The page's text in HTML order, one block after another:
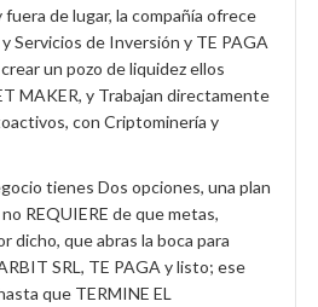
de lugar, la compañía ofrece
Servicios de Inversión y TE PAGA
un pozo de liquidez ellos
MAKER, y Trabajan directamente
con Criptominería y
tienes Dos opciones, una plan
REQUIERE de que metas,
dicho, que abras la boca para
SRL, TE PAGA y listo; ese
que TERMINE EL